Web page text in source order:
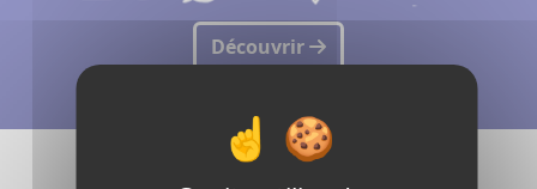
Découvrir
Découvrez notre Sponsoring